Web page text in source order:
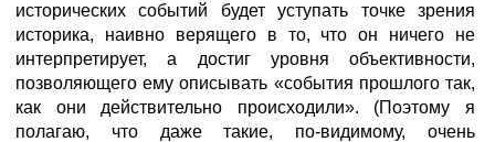
исторических событий будет уступать точке зрения
историка, наивно верящего в то, что он ничего не
интерпретирует, а достиг уровня объективности,
позволяющего ему описывать «события прошлого так,
как они действительно происходили». (Поэтому я
полагаю, что даже такие, по-видимому, очень